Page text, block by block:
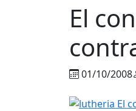
El
01/10/2008